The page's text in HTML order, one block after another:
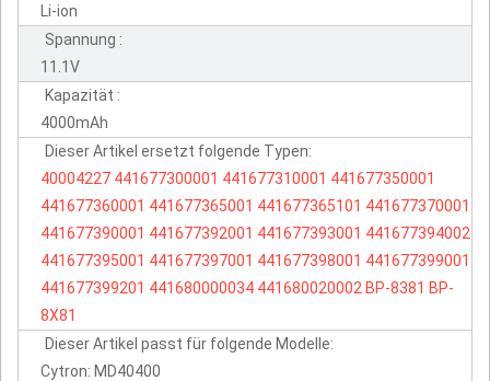
Li-ion
Spannung :
11.1V
Kapazität :
4000mAh
Dieser Artikel ersetzt folgende Typen:
40004227 441677300001 441677310001 441677350001
441677360001 441677365001 441677365101 441677370001
441677390001 441677392001 441677393001 441677394002
441677395001 441677397001 441677398001 441677399001
441677399201 441680000034 441680020002 BP-8381 BP-
8X81
Dieser Artikel passt für folgende Modelle:
Cytron: MD40400